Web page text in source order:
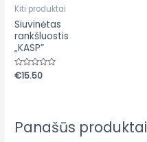
Kiti produktai
Siuvinėtas
rankšluostis
„KASP”
Įvertinimas:
0
€15.50
Panašūs produktai